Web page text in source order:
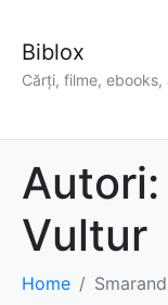
Biblox
Cărți, filme,
Autori:
Vultur
Home